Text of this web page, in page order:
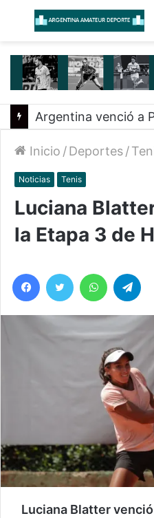
Menú
Inicio /Deportes/
Noticias Tenis
Luciana
la Etapa 3 de
Facebook
Twitter
Luciana Blatter